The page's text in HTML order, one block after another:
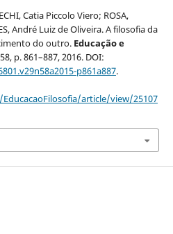
Catia Piccolo Viero; ROSA,
André Luiz de Oliveira. A filosofia da
do outro. Educação e
p. 861–887, 2016. DOI:
p861a887.
article/view/25107